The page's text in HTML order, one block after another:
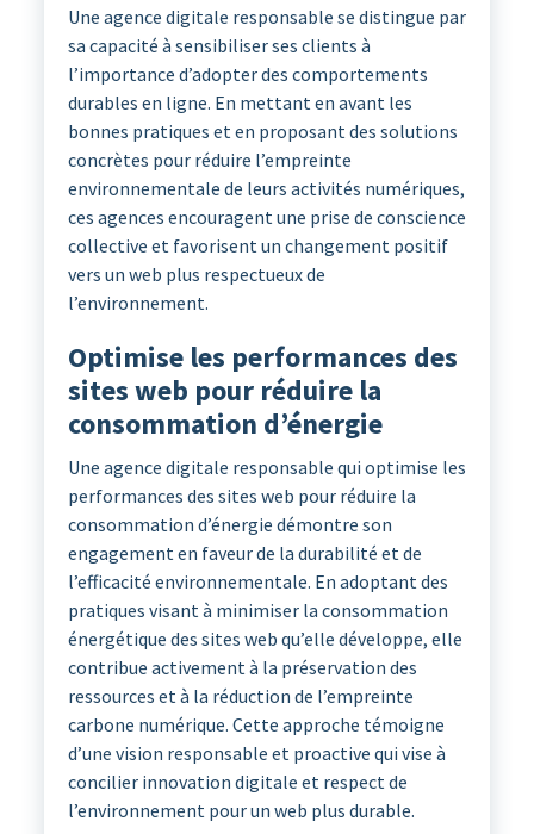
Une agence digitale responsable se distingue par
sa capacité à sensibiliser ses clients à
l’importance d’adopter des comportements
durables en ligne. En mettant en avant les
bonnes pratiques et en proposant des solutions
concrètes pour réduire l’empreinte
environnementale de leurs activités numériques,
ces agences encouragent une prise de conscience
collective et favorisent un changement positif
vers un web plus respectueux de
l’environnement.
Optimise les performances des
sites web pour réduire la
consommation d’énergie
Une agence digitale responsable qui optimise les
performances des sites web pour réduire la
consommation d’énergie démontre son
engagement en faveur de la durabilité et de
l’efficacité environnementale. En adoptant des
pratiques visant à minimiser la consommation
énergétique des sites web qu’elle développe, elle
contribue activement à la préservation des
ressources et à la réduction de l’empreinte
carbone numérique. Cette approche témoigne
d’une vision responsable et proactive qui vise à
concilier innovation digitale et respect de
l’environnement pour un web plus durable.